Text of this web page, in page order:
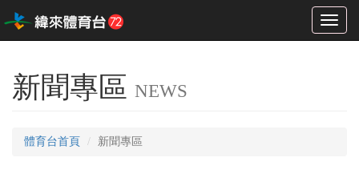
Toggle
新聞專區 NEWS
體育台首頁 新聞專區